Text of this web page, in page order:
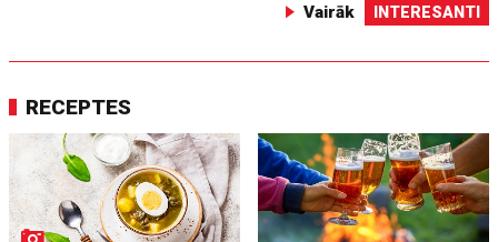
Vairāk INTERESANTI
RECEPTES